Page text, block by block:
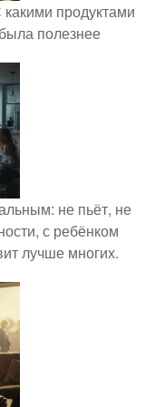
продуктами
полезнее
не пьёт, не
с ребёнком
лучше многих.